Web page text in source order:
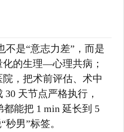
不是“意志力差”，而是
化的生理—心理共病；
，把术前评估、术中
天节点严格执行，
能把 1 min 延长到 5
男”标签。